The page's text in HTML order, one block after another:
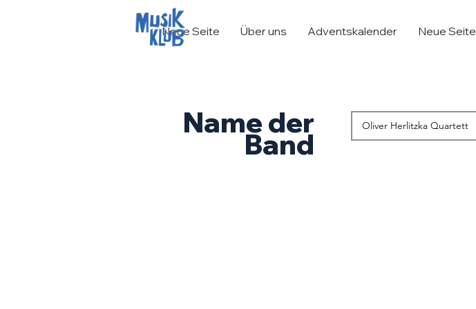
Neue Seite Über uns Adventskalender Neue Seite
Name der
Band